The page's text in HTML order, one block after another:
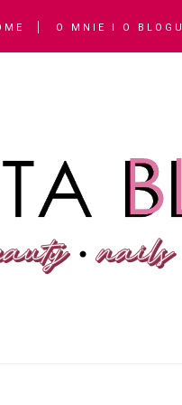
O MNIE I O BLOGU